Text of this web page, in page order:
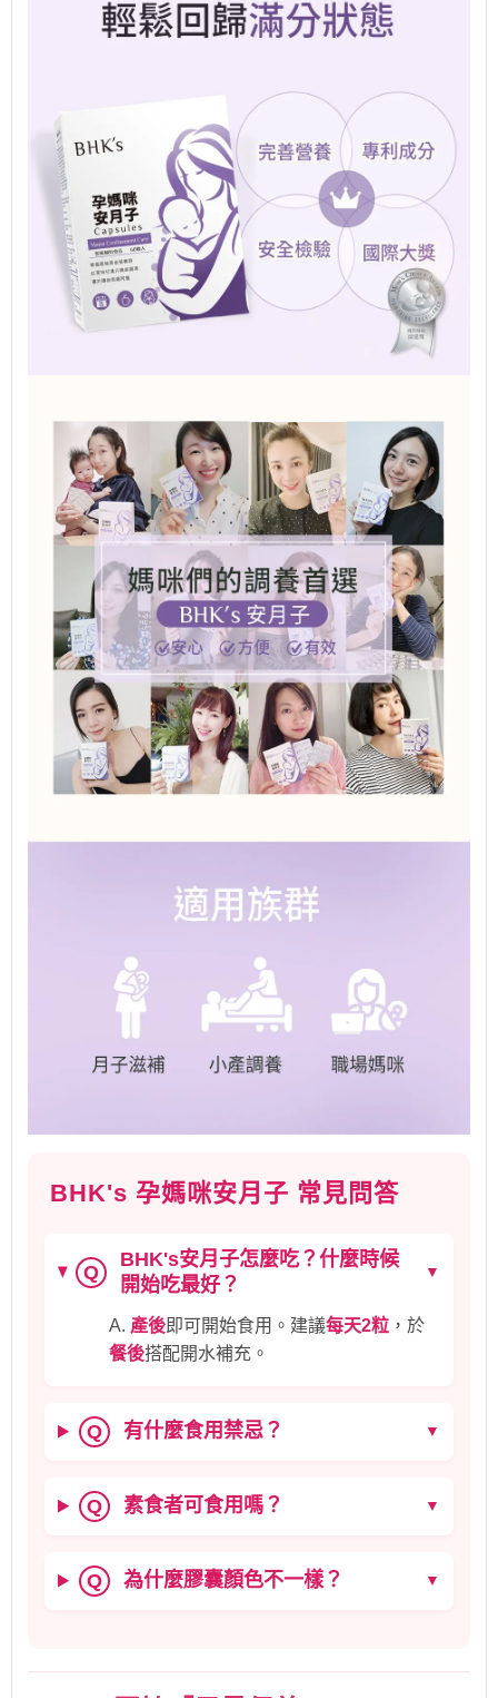
BHK's 孕媽咪安月子 常見問答
Q
BHK's安月子怎麼吃？什麼時候
開始吃最好？
▼
A. 產後即可開始食用。建議每天2粒 ，於
餐後搭配開水補充。
Q 有什麼食用禁忌？ ▼
Q 素食者可食用嗎？ ▼
Q 為什麼膠囊顏色不一樣？ ▼